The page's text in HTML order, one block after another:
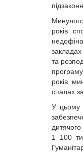
років
та
років
спалах
У цьому
1 100